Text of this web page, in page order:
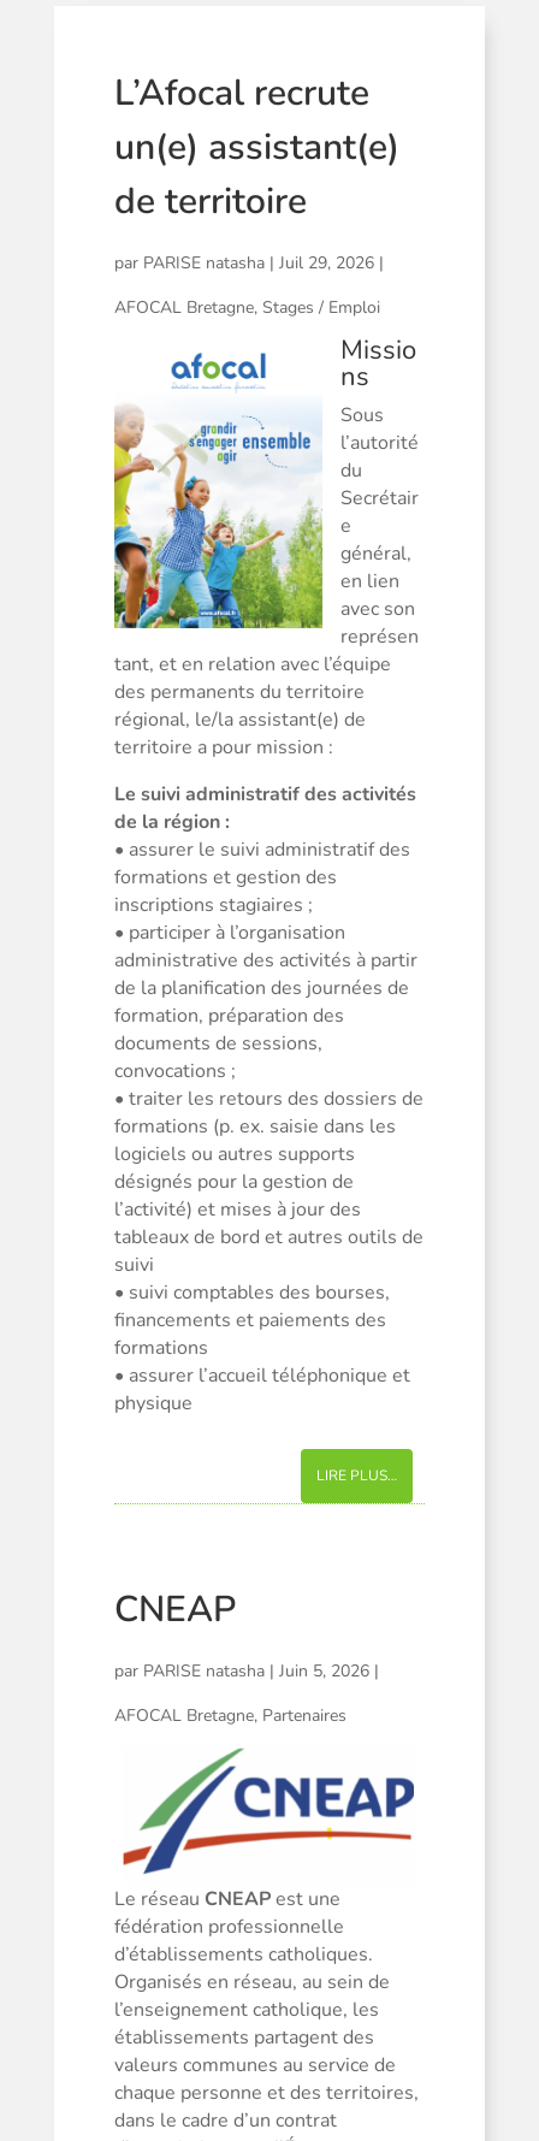
L’Afocal recrute
un(e) assistant(e)
de territoire
par PARISE natasha| Juil 29, 2026|
AFOCAL Bretagne, Stages / Emploi
Missio
ns
Sous
l’autorité
du
Secrétair
e
général,
en lien
avec son
représen
tant, et en relation avec l’équipe
des permanents du territoire
régional, le/la assistant(e) de
territoire a pour mission :
Le suivi administratif des activités
de la région :
• assurer le suivi administratif des
formations et gestion des
inscriptions stagiaires ;
• participer à l’organisation
administrative des activités à partir
de la planification des journées de
formation, préparation des
documents de sessions,
convocations ;
• traiter les retours des dossiers de
formations (p. ex. saisie dans les
logiciels ou autres supports
désignés pour la gestion de
l’activité) et mises à jour des
tableaux de bord et autres outils de
suivi
• suivi comptables des bourses,
financements et paiements des
formations
• assurer l’accueil téléphonique et
physique
LIRE PLUS…
CNEAP
par PARISE natasha| Juin 5, 2026|
AFOCAL Bretagne, Partenaires
Le réseau CNEAPest une
fédération professionnelle
d’établissements catholiques.
Organisés en réseau, au sein de
l’enseignement catholique, les
établissements partagent des
valeurs communes au service de
chaque personne et des territoires,
dans le cadre d’un contrat